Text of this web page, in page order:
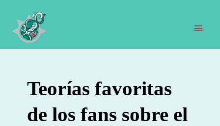
contenido
Teorías favoritas
de los fans sobre el